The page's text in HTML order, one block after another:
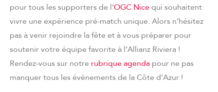
pour tous les supporters de l’OGC Nicequi souhaitent
vivre une expérience pré-match unique. Alors n’hésitez
pas à venir rejoindre la fête et à vous préparer pour
soutenir votre équipe favorite à l’Allianz Riviera !
Rendez-vous sur notre rubrique agenda pour ne pas
manquer tous les évènements de la Côte d’Azur !